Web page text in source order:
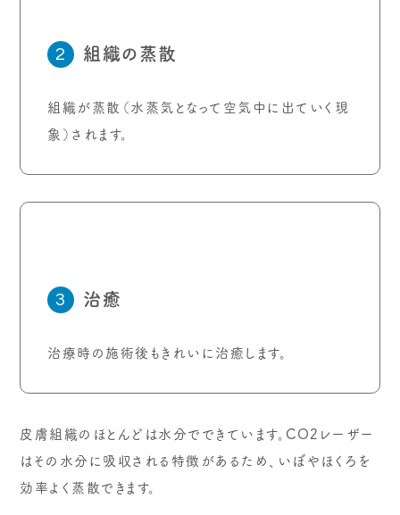
2 組織の蒸散
組織が蒸散（水蒸気となって空気中に出ていく現
象）されます。
3 治癒
治療時の施術後もきれいに治癒します。
皮膚組織のほとんどは水分でできています。CO2レーザー
はその水分に吸収される特徴があるため、いぼやほくろを
効率よく蒸散できます。